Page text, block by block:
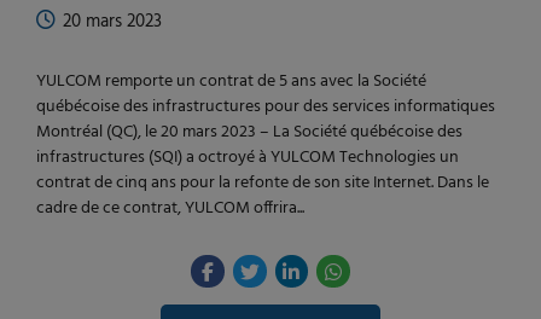
20 mars 2023
YULCOM remporte un contrat de 5 ans avec la Société
québécoise des infrastructures pour des services informatiques
Montréal (QC), le 20 mars 2023 – La Société québécoise des
infrastructures (SQI) a octroyé à YULCOM Technologies un
contrat de cinq ans pour la refonte de son site Internet. Dans le
cadre de ce contrat, YULCOM offrira...